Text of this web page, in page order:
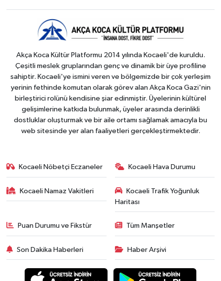
Akça Koca Kültür Platformu 2014 yılında Kocaeli'de kuruldu.
Çeşitli meslek gruplarından genç ve dinamik bir üye profiline
sahiptir. Kocaeli'ye ismini veren ve bölgemizde bir çok yerleşim
yerinin fethinde komutan olarak görev alan Akça Koca Gazi'nin
birleştirici rolünü kendisine şiar edinmiştir. Üyelerinin kültürel
gelişimlerine katkıda bulunmak, üyeler arasında derinlikli
dostluklar oluşturmak ve bir aile ortamı sağlamak amacıyla bu
web sitesinde yer alan faaliyetleri gerçekleştirmektedir.
Kocaeli Nöbetçi Eczaneler Kocaeli Hava Durumu
Kocaeli Namaz Vakitleri
Kocaeli Trafik Yoğunluk
Haritası
Puan Durumu ve Fikstür Tüm Manşetler
Son Dakika Haberleri Haber Arşivi